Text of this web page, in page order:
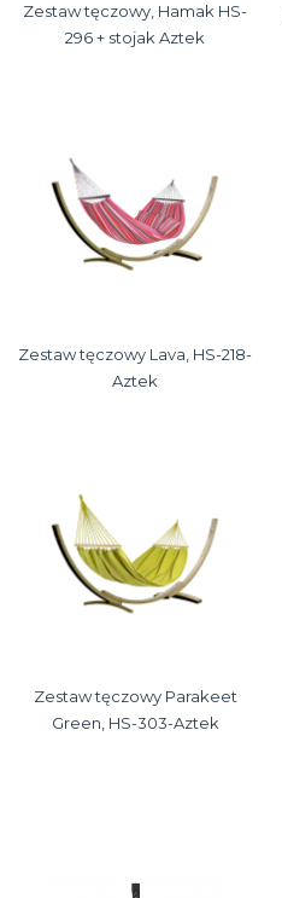
Zestaw tęczowy, Hamak HS-
296 + stojak Aztek
Zestaw tęczowy Lava, HS-218-
Aztek
Zestaw tęczowy Parakeet
Green, HS-303-Aztek